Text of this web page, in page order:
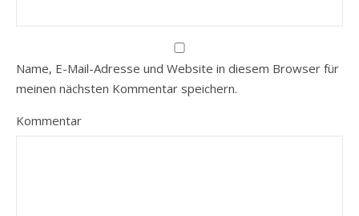
Name, E-Mail-Adresse und Website in diesem Browser für
meinen nächsten Kommentar speichern.
Kommentar